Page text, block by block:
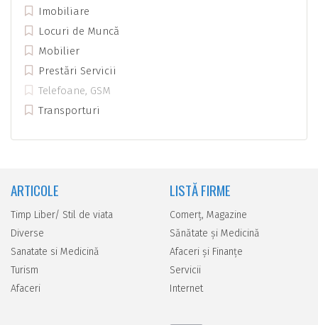
Imobiliare
Locuri de Muncă
Mobilier
Prestări Servicii
Telefoane, GSM
Transporturi
ARTICOLE
Timp Liber/ Stil de viata
Diverse
Sanatate si Medicină
Turism
Afaceri
LISTĂ FIRME
Comerţ, Magazine
Sănătate şi Medicină
Afaceri şi Finanţe
Servicii
Internet